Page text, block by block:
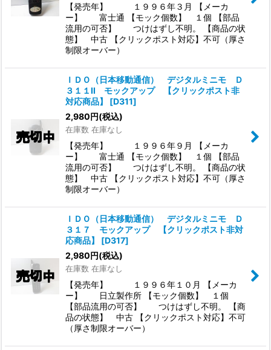
【発売年】 １９９６年３月 【メーカ
ー】 富士通 【モック個数】 １個 【部品
流用の可否】 つけはずし不明。 【商品の状
態】 中古 【クリックポスト対応】不可（厚さ
制限オーバー）
ＩＤＯ（日本移動通信） デジタルミニモ Ｄ
３１１II モックアップ 【クリックポスト非
対応商品】
[D311]
2,980円(税込)
在庫数 在庫なし
【発売年】 １９９６年９月 【メーカ
ー】 富士通 【モック個数】 １個 【部品
流用の可否】 つけはずし不明。 【商品の状
態】 中古 【クリックポスト対応】不可（厚さ
制限オーバー）
ＩＤＯ（日本移動通信） デジタルミニモ Ｄ
３１７ モックアップ 【クリックポスト非対
応商品】
[D317]
2,980円(税込)
在庫数 在庫なし
【発売年】 １９９６年１０月 【メーカ
ー】 日立製作所 【モック個数】 １個
【部品流用の可否】 つけはずし不明。 【商
品の状態】 中古 【クリックポスト対応】不可
（厚さ制限オーバー）